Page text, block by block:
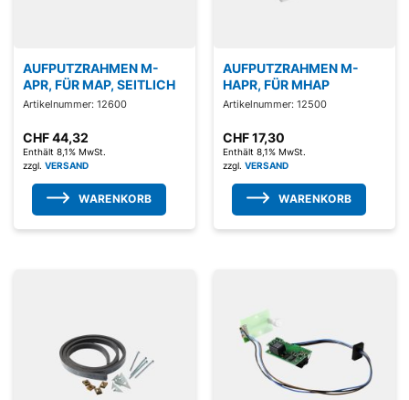
AUFPUTZRAHMEN M-
APR, FÜR MAP, SEITLICH
Artikelnummer: 12600
CHF44,32
Enthält 8,1% MwSt.
zzgl. VERSAND
WARENKORB
AUFPUTZRAHMEN M-
HAPR, FÜR MHAP
Artikelnummer: 12500
CHF17,30
Enthält 8,1% MwSt.
zzgl. VERSAND
WARENKORB